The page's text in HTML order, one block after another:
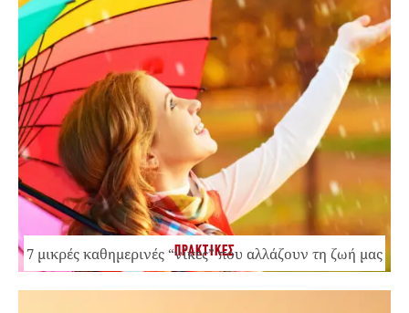
ΠΡΑΚΤΙΚΕΣ
7 μικρές καθημερινές “νίκες” που αλλάζουν τη ζωή μας